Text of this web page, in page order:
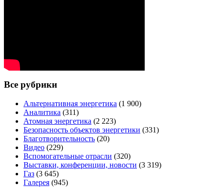
Все рубрики
Альтернативная энергетика (1 900)
Аналитика (311)
Атомная энергетика (2 223)
Безопасность объектов энергетики (331)
Благотворительность (20)
Видео (229)
Вспомогательные отрасли (320)
Выставки, конференции, новости (3 319)
Газ (3 645)
Галерея (945)